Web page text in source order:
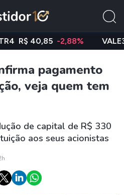
40,85 -2,88% VALE3 R$
pagamento
veja quem tem
de capital de R$ 330
aos seus acionistas